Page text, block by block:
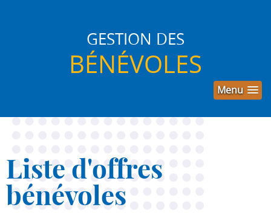
GESTION DES
BÉNÉVOLES
Menu
Liste d'offres
bénévoles